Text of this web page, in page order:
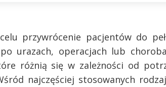
przywrócenie pacjentów do
urazach, operacjach lub
różnią się w zależności od
najczęściej stosowanych